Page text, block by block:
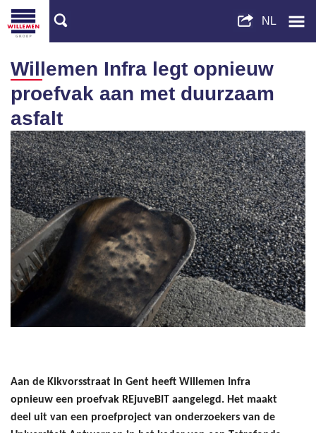
Willemen Infra legt opnieuw
proefvak aan met duurzaam
asfalt
Aan de Kikvorsstraat in Gent heeft Willemen Infra
opnieuw een proefvak REjuveBIT aangelegd. Het maakt
deel uit van een proefproject van onderzoekers van de